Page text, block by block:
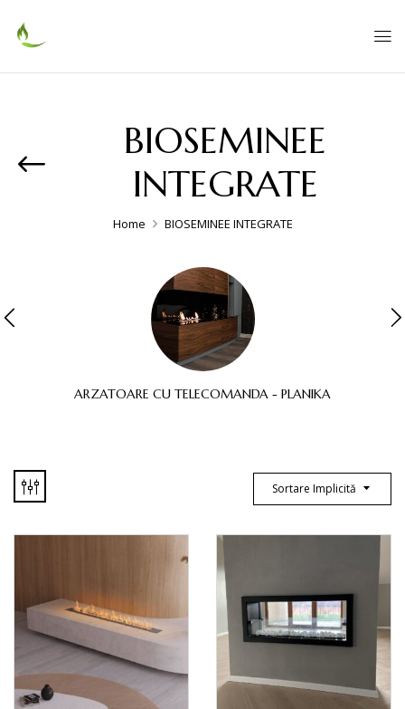
BIOSEMINEE
INTEGRATE
Home BIOSEMINEE INTEGRATE
ARZATOARE CU TELECOMANDA - PLANIKA
Sortare Implicită